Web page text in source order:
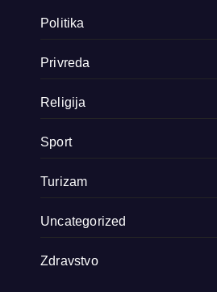
Politika
Privreda
Religija
Sport
Turizam
Uncategorized
Zdravstvo